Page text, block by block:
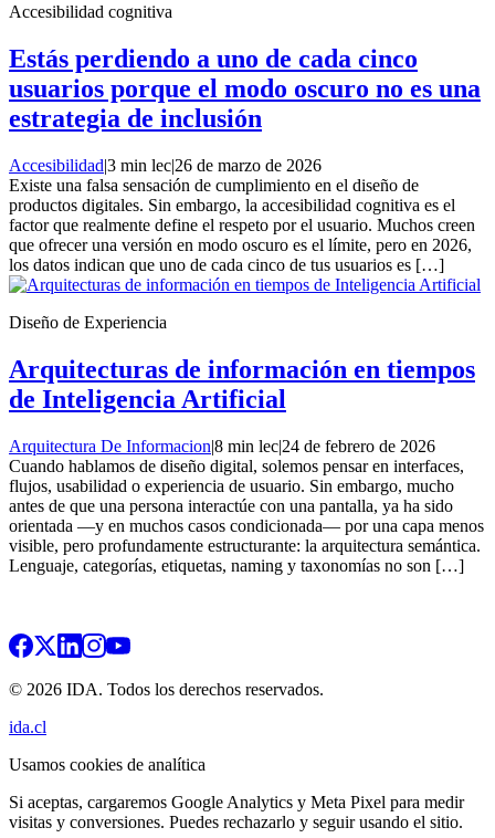
Accesibilidad cognitiva
Estás perdiendo a uno de cada cinco
usuarios porque el modo oscuro no es una
estrategia de inclusión
Accesibilidad|3 min lec|26 de marzo de 2026
Existe una falsa sensación de cumplimiento en el diseño de
productos digitales. Sin embargo, la accesibilidad cognitiva es el
factor que realmente define el respeto por el usuario. Muchos creen
que ofrecer una versión en modo oscuro es el límite, pero en 2026,
los datos indican que uno de cada cinco de tus usuarios es […]
Diseño de Experiencia
Arquitecturas de información en tiempos
de Inteligencia Artificial
Arquitectura De Informacion|8 min lec|24 de febrero de 2026
Cuando hablamos de diseño digital, solemos pensar en interfaces,
flujos, usabilidad o experiencia de usuario. Sin embargo, mucho
antes de que una persona interactúe con una pantalla, ya ha sido
orientada —y en muchos casos condicionada— por una capa menos
visible, pero profundamente estructurante: la arquitectura semántica.
Lenguaje, categorías, etiquetas, naming y taxonomías no son […]
© 2026 IDA. Todos los derechos reservados.
ida.cl
Usamos cookies de analítica
Si aceptas, cargaremos Google Analytics y Meta Pixel para medir
visitas y conversiones. Puedes rechazarlo y seguir usando el sitio.